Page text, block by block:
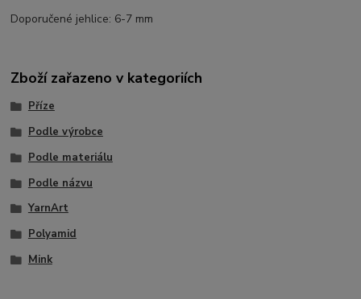
Doporučené jehlice: 6-7 mm
Zboží zařazeno v kategoriích
Příze
Podle výrobce
Podle materiálu
Podle názvu
YarnArt
Polyamid
Mink